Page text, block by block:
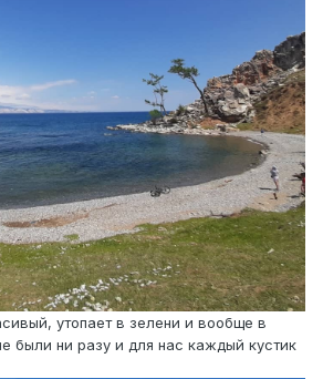
утопает в зелени и вообще в
были ни разу и для нас каждый кустик